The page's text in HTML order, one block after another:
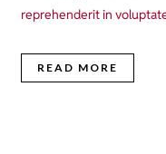
reprehenderit in
READ MORE